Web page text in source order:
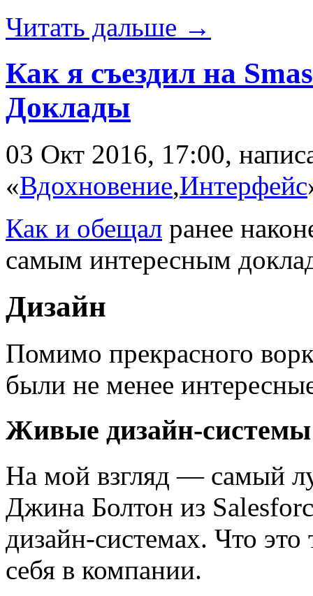
Читать дальше →
Как я съездил на
Доклады
03 Окт 2016, 17:00,
«Вдохновение,Интерфейс
Как и обещал ранее
самым интересным
Дизайн
Помимо прекрасного
были не менее
Живые дизайн-
На мой взгляд — самый
Джина Болтон из
дизайн-системах. Что
себя в компании.